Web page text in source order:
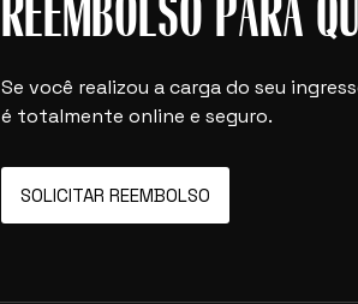
Se você realizou a carga do seu
é totalmente online e seguro.
SOLICITAR REEMBOLSO